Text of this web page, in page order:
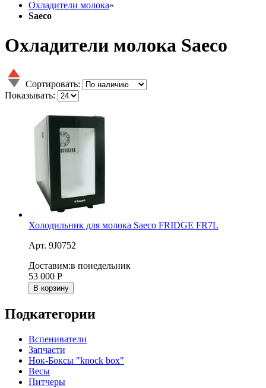
Охладители молока»
Saeco
Охладители молока Saeco
Сортировать:
Показывать:
Холодильник для молока Saeco FRIDGE FR7L
Арт. 9J0752
Доставим:в понедельник
53 000 Р
В корзину
Подкатегории
Вспениватели
Запчасти
Нок-Боксы "knock box"
Весы
Питчеры